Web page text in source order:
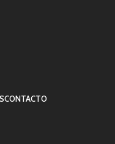
CONTACTO